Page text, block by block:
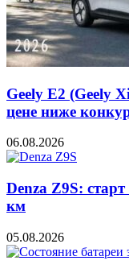
Geely E2 (Geely
цене ниже
06.08.2026
Denza Z9S: старт
км
05.08.2026